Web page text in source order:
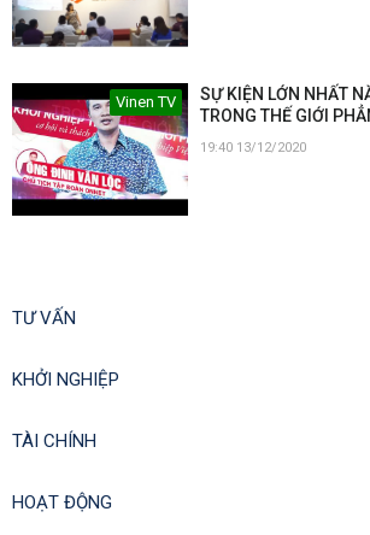
Vinen TV
SỰ KIỆN LỚN NHẤT
TRONG THẾ GIỚI
19:40 13/12/2020
TƯ VẤN
KHỞI NGHIỆP
TÀI CHÍNH
HOẠT ĐỘNG